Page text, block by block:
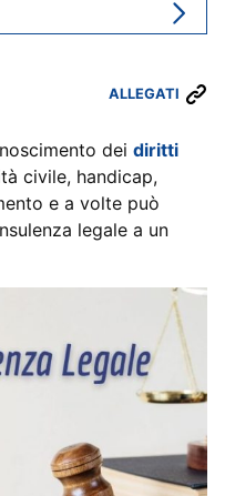
ALLEGATI
dei diritti
civile, handicap,
e a volte può
legale a un